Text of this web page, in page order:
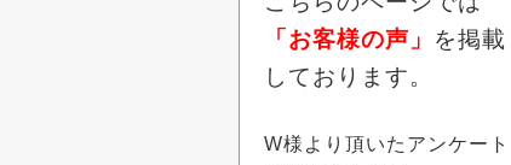
「お客様の声」 を掲載
しております。
W様より頂いたアンケート